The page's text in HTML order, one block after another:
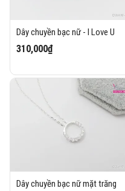
Dây chuyền bạc nữ - I Love U
310,000₫
Dây chuyền bạc nữ mặt trăng